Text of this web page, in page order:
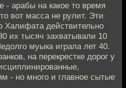
- арабы на какое то время
вот масса не рулит. Эти
Халифата действительно
их тысяч захватывали 10
муыка играла лет 40.
на перекрестке дорог у
- но много и главное сытые